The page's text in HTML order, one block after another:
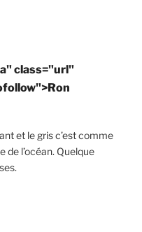
class="url"
et le gris c’est comme
de l’océan. Quelque